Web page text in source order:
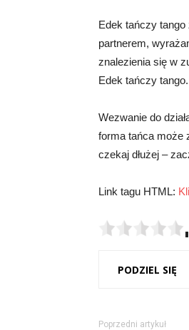
Edek tańczy tango
partnerem,
znalezienia się w
Edek tańczy tango.
Wezwanie do
forma tańca może
czekaj dłużej –
Link tagu HTML:
PODZIEL SIĘ
Poprzedni artykuł